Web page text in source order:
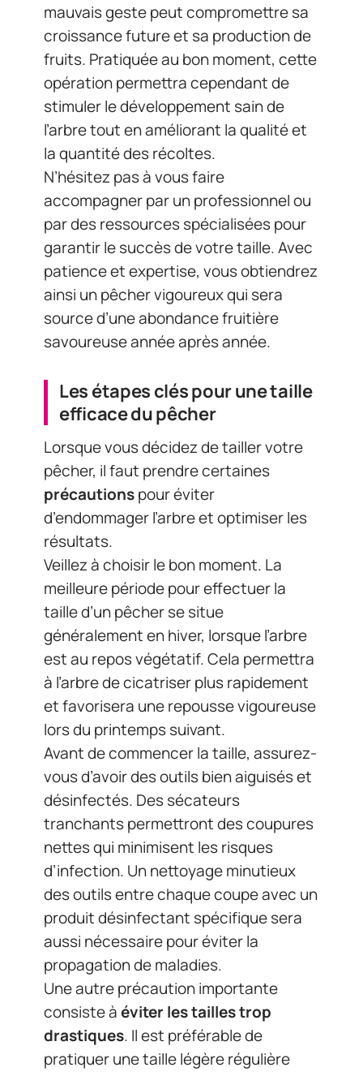
mauvais geste peut compromettre sa
croissance future et sa production de
fruits. Pratiquée au bon moment, cette
opération permettra cependant de
stimuler le développement sain de
l’arbre tout en améliorant la qualité et
la quantité des récoltes.
N’hésitez pas à vous faire
accompagner par un professionnel ou
par des ressources spécialisées pour
garantir le succès de votre taille. Avec
patience et expertise, vous obtiendrez
ainsi un pêcher vigoureux qui sera
source d’une abondance fruitière
savoureuse année après année.
Les étapes clés pour une taille
efficace du pêcher
Lorsque vous décidez de tailler votre
pêcher, il faut prendre certaines
précautionspour éviter
d’endommager l’arbre et optimiser les
résultats.
Veillez à choisir le bon moment. La
meilleure période pour effectuer la
taille d’un pêcher se situe
généralement en hiver, lorsque l’arbre
est au repos végétatif. Cela permettra
à l’arbre de cicatriser plus rapidement
et favorisera une repousse vigoureuse
lors du printemps suivant.
Avant de commencer la taille, assurez-
vous d’avoir des outils bien aiguisés et
désinfectés. Des sécateurs
tranchants permettront des coupures
nettes qui minimisent les risques
d’infection. Un nettoyage minutieux
des outils entre chaque coupe avec un
produit désinfectant spécifique sera
aussi nécessaire pour éviter la
propagation de maladies.
Une autre précaution importante
consiste àéviter les tailles trop
drastiques. Il est préférable de
pratiquer une taille légère régulière